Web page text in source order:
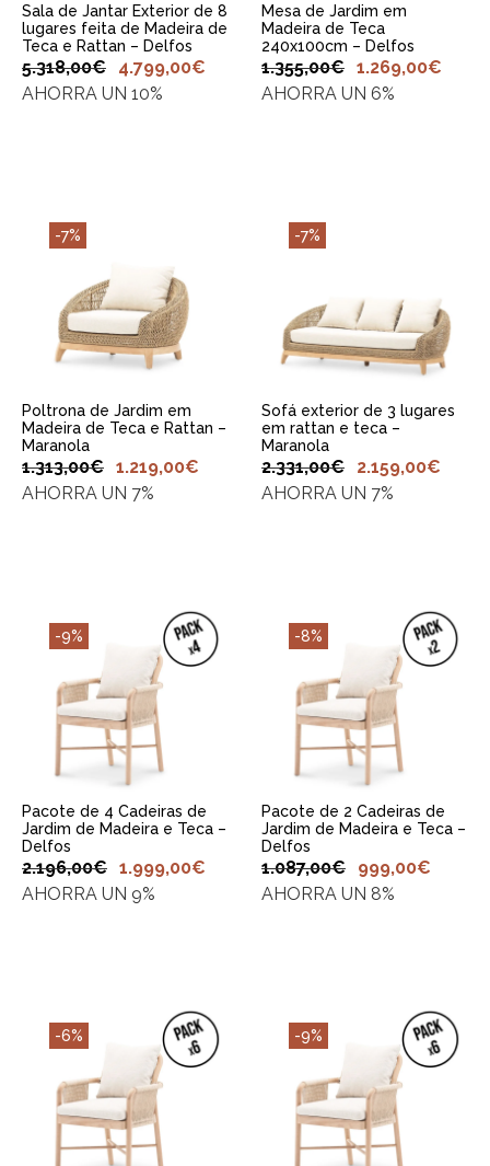
Sala de Jantar Exterior de 8
lugares feita de Madeira de
Teca e Rattan – Delfos
5.318,00€ 4.799,00€
AHORRA UN 10%
Mesa de Jardim em
Madeira de Teca
240x100cm – Delfos
1.355,00€ 1.269,00€
AHORRA UN 6%
-7%
ADICIONAR AO
CARRINHO
Poltrona de Jardim em
Madeira de Teca e Rattan –
Maranola
1.313,00€ 1.219,00€
AHORRA UN 7%
-7%
CARRINHO
Sofá exterior de 3 lugares
em rattan e teca –
Maranola
2.331,00€ 2.159,00€
AHORRA UN 7%
-9%
ADICIONAR AO
CARRINHO
Pacote de 4 Cadeiras de
Jardim de Madeira e Teca –
Delfos
2.196,00€ 1.999,00€
AHORRA UN 9%
-8%
ADICIONAR AO
CARRINHO
Pacote de 2 Cadeiras de
Jardim de Madeira e Teca –
Delfos
1.087,00€ 999,00€
AHORRA UN 8%
-6%
ADICIONAR AO
CARRINHO
-9%
ADICIONAR AO
CARRINHO